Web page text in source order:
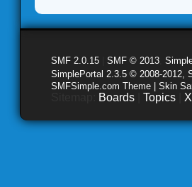
SMF 2.0.15 SMF © 2013
SimplePortal 2.3.5 © 2008-2012,
SMFSimple.com Theme | Skin
Boards Topics